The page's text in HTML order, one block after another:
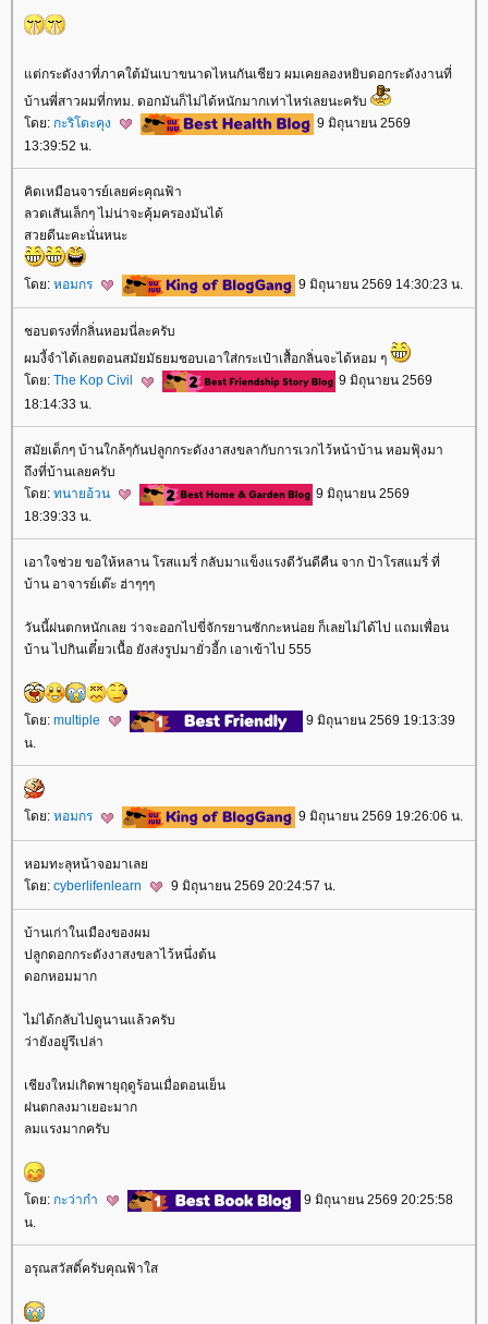
ต่กระดังงาที่ภาคใต้มันเบาขนาดไหนกันเชียว ผมเคยลองหยิบดอกระดังงานที่
บ้านพี่สาวผมที่กทม. ดอกมันก็ไม่ได้หนักมากเท่าไหร่เลยนะครับ
ดย: กะริโตะคุง
9 มิถุนายน 2569
13:39:52 น.
คิดเหมือนจารย์เลยค่ะคุณฟ้า
ลวดเสันเล็กๆ ไม่น่าจะคุ้มครองมันได้
สวยดีนะคะนั่นหนะ
ดย: หอมกร 9 มิถุนายน 2569 14:30:23 น.
ชอบตรงที่กลิ่นหอมนี่ละครับ
ผมงี้จำได้เลยตอนสมัยมัธยมชอบเอาใส่กระเป๋าเสื้อกลิ่นจะได้หอม ๆ
ดย: The Kop Civil
9 มิถุนายน 2569
18:14:33 น.
สมัยเด็กๆ บ้านใกล้ๆกันปลูกกระดังงาสงขลากับการเวกไว้หน้าบ้าน หอมฟุ้งมา
ถึงที่บ้านเลยครับ
ดย: ทนายอ้วน
9 มิถุนายน 2569
18:39:33 น.
เอาใจช่วย ขอให้หลาน โรสแมรี่ กลับมาแข็งแรงดีวันดีคืน จาก ป้าโรสแมรี่ ที่
บ้าน อาจารย์เต๊ะ ฮ่าๆๆๆ
วันนี้ฝนตกหนักเลย ว่าจะออกไปขี่จักรยานซักกะหน่อย ก็เลยไม่ได้ไป แถมเพื่อน
บ้าน ไปกินเตี๋ยวเนื้อ ยังส่งรูปมายั่วอี้ก เอาเข้าไป 555
ดย: multiple
9 มิถุนายน 2569 19:13:39
น.
ดย: หอมกร 9 มิถุนายน 2569 19:26:06 น.
หอมทะลุหน้าจอมาเล
ดย: cyberlifenlearn 9 มิถุนายน 2569 20:24:57 น.
บ้านเก่าในเมืองของผม
ปลูกดอกกระดังงาสงขลาไว้หนึ่งต้น
ดอกหอมมาก
ไม่ได้กลับไปดูนานแล้วครับ
ว่ายังอยู่รึเปล่า
เชียงใหม่เกิดพายุฤดูร้อนเมื่อตอนเย็น
ฝนตกลงมาเยอะมาก
ลมแรงมากครับ
ดย: กะว่าก๋า
9 มิถุนายน 2569 20:25:58
น.
อรุณสวัสดิ์ครับคุณฟ้าใส